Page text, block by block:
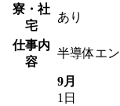
寮・社
宅
あり
仕事内
容
半導体エ
9月
1日